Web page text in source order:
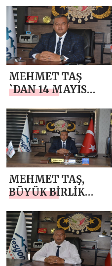
FETHİ MESAJI
MEHMET TAŞ
`DAN 14 MAYIS
GÜNÜ MESAJI
MEHMET TAŞ,
BÜYÜK BİRLİK
YAŞINDA